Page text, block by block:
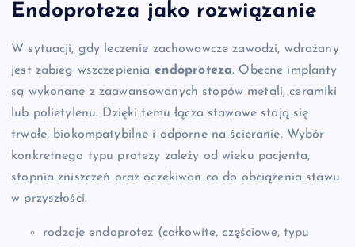
Endoproteza jako rozwiązanie
W sytuacji, gdy leczenie zachowawcze zawodzi, wdrażany
jest zabieg wszczepienia endoproteza. Obecne implanty
są wykonane z zaawansowanych stopów metali, ceramiki
lub polietylenu. Dzięki temu łącza stawowe stają się
trwałe, biokompatybilne i odporne na ścieranie. Wybór
konkretnego typu protezy zależy od wieku pacjenta,
stopnia zniszczeń oraz oczekiwań co do obciążenia stawu
w przyszłości.
rodzaje endoprotez (całkowite, częściowe, typu